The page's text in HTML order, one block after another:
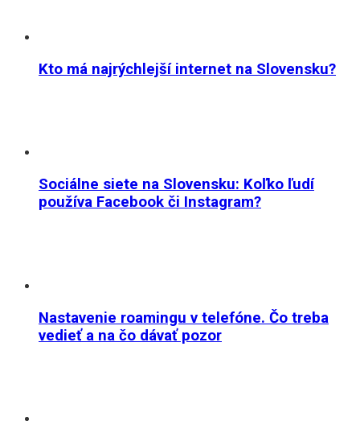
Kto má najrýchlejší internet na Slovensku?
Sociálne siete na Slovensku: Koľko ľudí
používa Facebook či Instagram?
Nastavenie roamingu v telefóne. Čo treba
vedieť a na čo dávať pozor